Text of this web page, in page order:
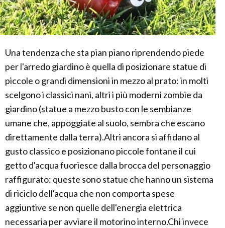
Una tendenza che sta pian piano riprendendo piede
per l'arredo giardino è quella di posizionare statue di
piccole o grandi dimensioni in mezzo al prato: in molti
scelgono i classici nani, altri i più moderni zombie da
giardino (statue a mezzo busto con le sembianze
umane che, appoggiate al suolo, sembra che escano
direttamente dalla terra).Altri ancora si affidano al
gusto classico e posizionano piccole fontane il cui
getto d'acqua fuoriesce dalla brocca del personaggio
raffigurato: queste sono statue che hanno un sistema
di riciclo dell'acqua che non comporta spese
aggiuntive se non quelle dell'energia elettrica
necessaria per avviare il motorino interno.Chi invece